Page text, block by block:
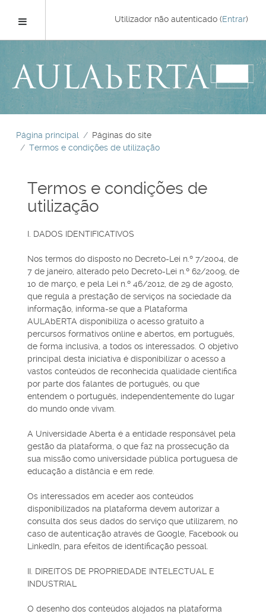
conteúdo
principal
Utilizador não autenticado (Entrar)
Página principal
Páginas do site
Termos e condições de utilização
Termos e condições de
utilização
I. DADOS IDENTIFICATIVOS
Nos termos do disposto no Decreto-Lei n.º 7/2004, de
7 de janeiro, alterado pelo Decreto-Lei n.º 62/2009, de
10 de março, e pela Lei n.º 46/2012, de 29 de agosto,
que regula a prestação de serviços na sociedade da
informação, informa-se que a Plataforma
AULAbERTA disponibiliza o acesso gratuito a
percursos formativos online e abertos, em português,
de forma inclusiva, a todos os interessados. O objetivo
principal desta iniciativa é disponibilizar o acesso a
vastos conteúdos de reconhecida qualidade científica
por parte dos falantes de português, ou que
entendem o português, independentemente do lugar
do mundo onde vivam.
A Universidade Aberta é a entidade responsável pela
gestão da plataforma, o que faz na prossecução da
sua missão como universidade pública portuguesa de
educação a distância e em rede.
Os interessados em aceder aos conteúdos
disponibilizados na plataforma devem autorizar a
consulta dos seus dados do serviço que utilizarem, no
caso de autenticação através de Google, Facebook ou
LinkedIn, para efeitos de identificação pessoal.
II. DIREITOS DE PROPRIEDADE INTELECTUAL E
INDUSTRIAL
O desenho dos conteúdos alojados na plataforma